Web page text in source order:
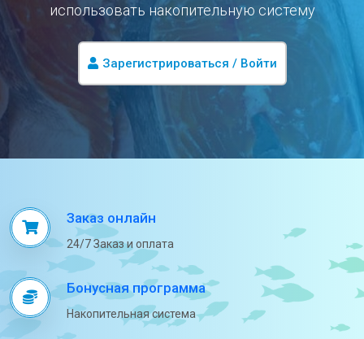
использовать накопительную систему
Зарегистрироваться / Войти
Заказ онлайн
24/7 Заказ и оплата
Бонусная программа
Накопительная система